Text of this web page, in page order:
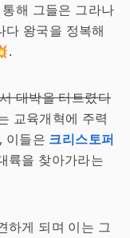
해 그들은 그라나
왕국을 정복해
대박을 터트렸다
교육개혁에 주력
이들은 크리스토퍼
륙을 찾아가라는
하게 되며 이는 그